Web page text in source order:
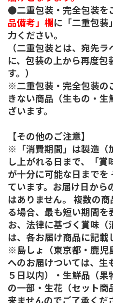
●二重包装・完全包装を
品備考」欄に「二重包装
力ください。
（二重包装とは、宛先
に、包装の上から再度包
す。）
※二重包装・完全包装の
きない商品（生もの・
ざいます。
【その他のご注意】
※「消費期間」は製造（
し上がれる日まで、「
が十分に可能な日までを
ています。お届け日から
はありません。 複数の
る場合、最も短い期間を
お、法律に基づく賞味（
は、各お届け商品に記載
※島しょ（東京都・鹿児
へのお届けついては、生
５日以内）・生鮮品（果
の一部・生花（セット商
来ませんのでご了承くだ